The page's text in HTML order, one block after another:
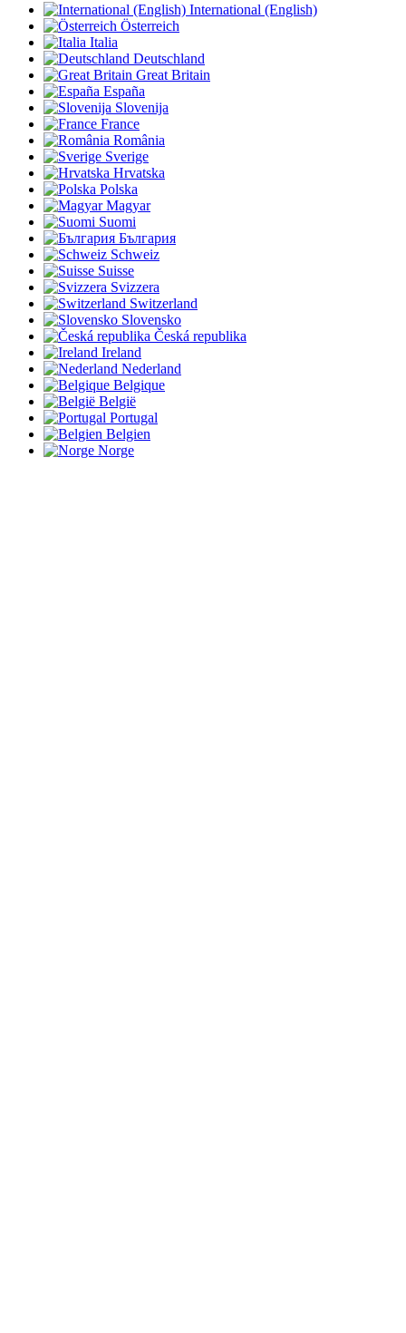
International (English)
Österreich
Italia
Deutschland
Great Britain
España
Slovenija
France
România
Sverige
Hrvatska
Polska
Magyar
Suomi
България
Schweiz
Suisse
Svizzera
Switzerland
Slovensko
Česká republika
Ireland
Nederland
Belgique
België
Portugal
Belgien
Norge